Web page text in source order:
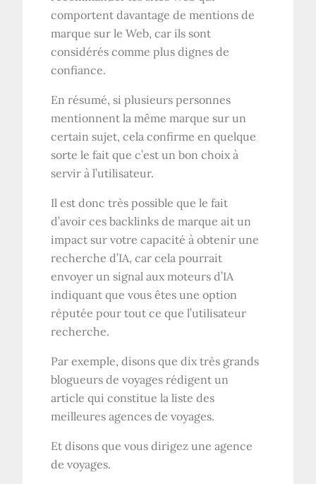
comportent davantage de mentions de
marque sur le Web, car ils sont
considérés comme plus dignes de
confiance.
En résumé, si plusieurs personnes
mentionnent la même marque sur un
certain sujet, cela confirme en quelque
sorte le fait que c’est un bon choix à
servir à l’utilisateur.
Il est donc très possible que le fait
d’avoir ces backlinks de marque ait un
impact sur votre capacité à obtenir une
recherche d’IA, car cela pourrait
envoyer un signal aux moteurs d’IA
indiquant que vous êtes une option
réputée pour tout ce que l’utilisateur
recherche.
Par exemple, disons que dix très grands
blogueurs de voyages rédigent un
article qui constitue la liste des
meilleures agences de voyages.
Et disons que vous dirigez une agence
de voyages.